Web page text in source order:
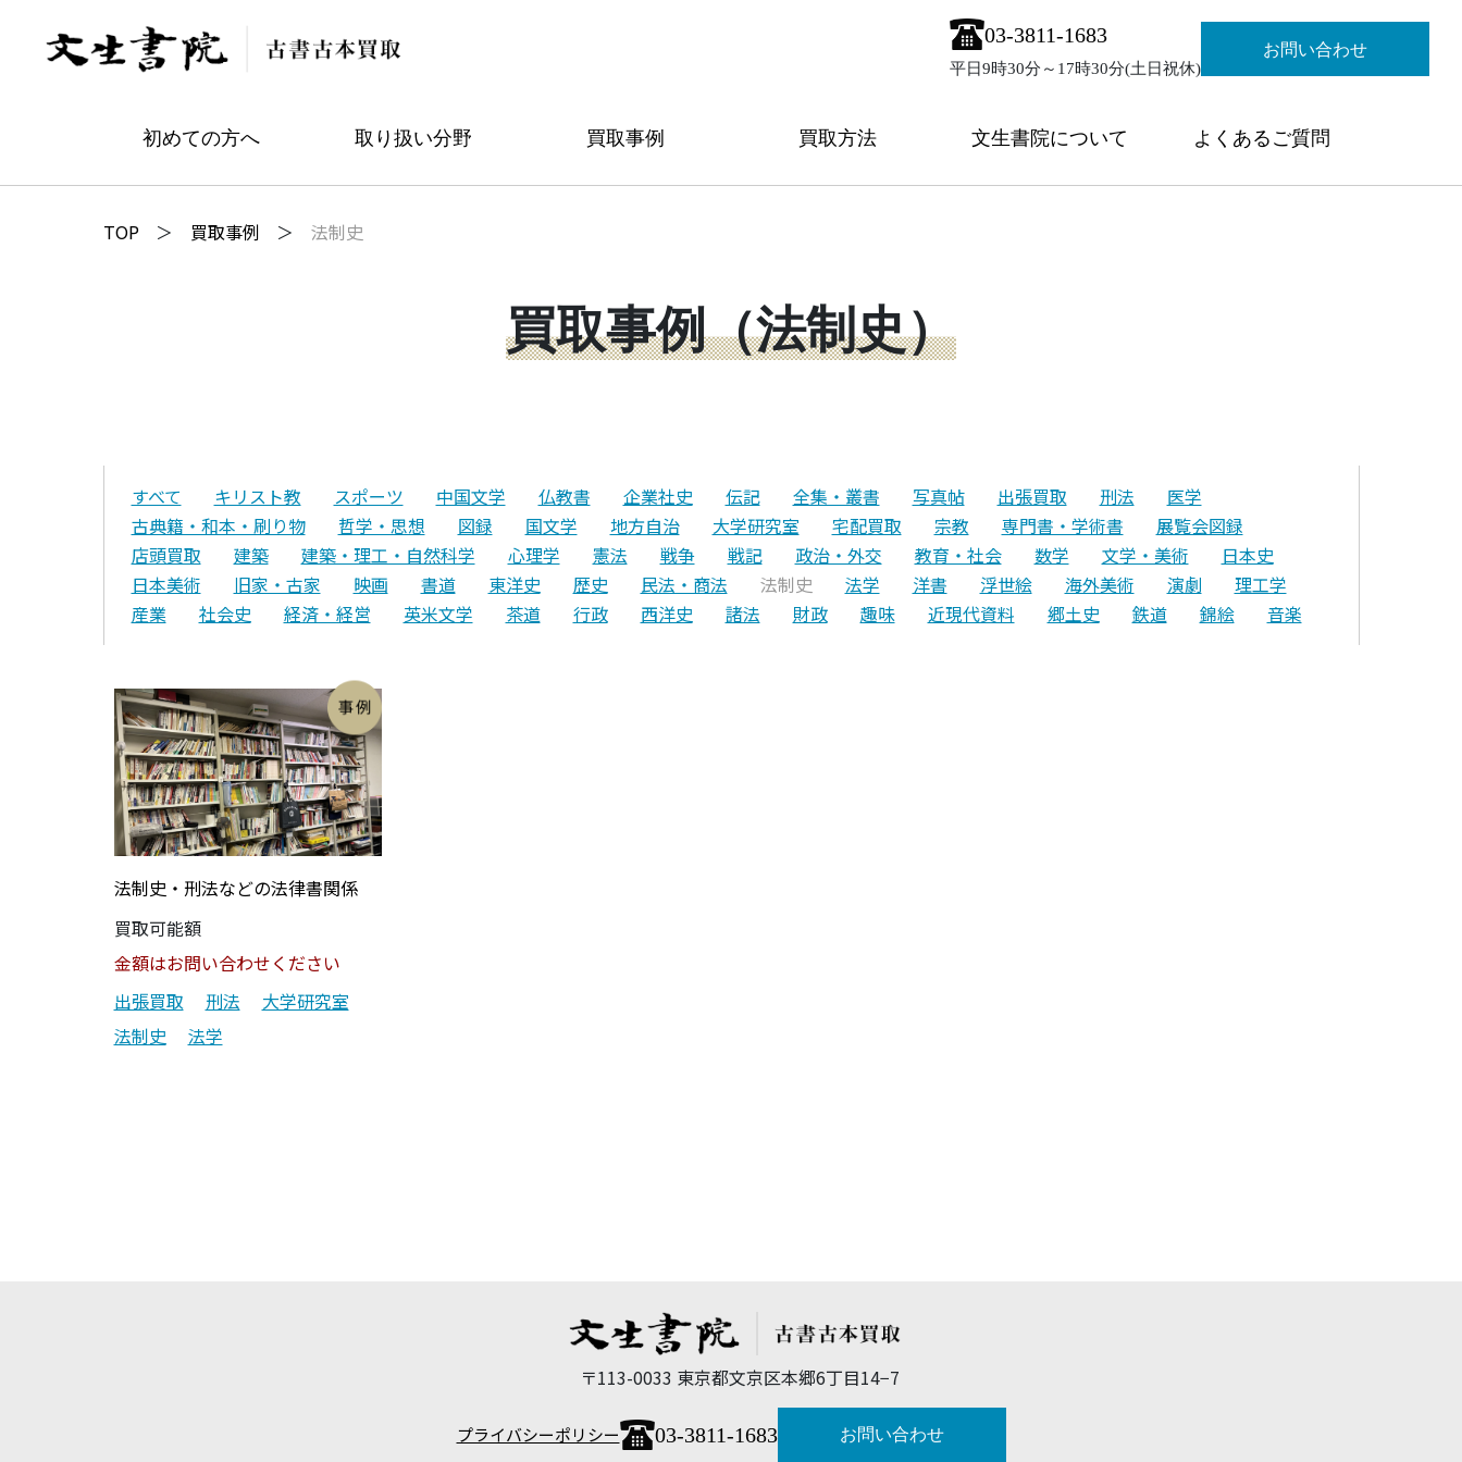
03-3811-1683
平日9時30分～17時30分(土日祝休)
お問い合わせ
初めての方へ 取り扱い分野 買取事例 買取方法 文生書院について よくあるご質問
TOP 買取事例 法制史
買取事例（法制史）
すべて キリスト教 スポーツ 中国文学 仏教書 企業社史 伝記 全集・叢書 写真帖 出張買取 刑法
医学
古典籍・和本・刷り物
哲学・思想 図録 国文学 地方自治 大学研究室 宅配買取 宗教 専門書・学術書
展覧会図録
店頭買取
建築 建築・理工・自然科学 心理学 憲法 戦争 戦記 政治・外交 教育・社会 数学 文学・美術
日本史
日本美術
旧家・古家 映画 書道 東洋史 歴史 民法・商法 法制史 法学 洋書 浮世絵 海外美術 演劇
理工学
産業
社会史 経済・経営 英米文学 茶道 行政 西洋史 諸法 財政 趣味 近現代資料 郷土史 鉄道 錦絵 音楽
法制史・刑法などの法律書関係
買取可能額
金額はお問い合わせください
出張買取
刑法
大学研究室
法制史
法学
〒113-0033 東京都文京区本郷6丁目14−7
プライバシーポリシー 03-3811-1683 お問い合わせ